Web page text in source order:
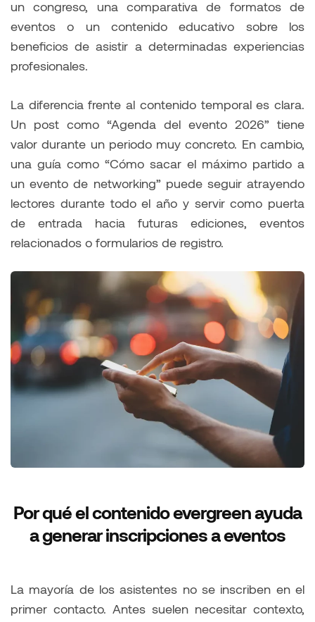
un congreso, una comparativa de formatos de
eventos o un contenido educativo sobre los
beneficios de asistir a determinadas experiencias
profesionales.
La diferencia frente al contenido temporal es clara.
Un post como “Agenda del evento 2026” tiene
valor durante un periodo muy concreto. En cambio,
una guía como “Cómo sacar el máximo partido a
un evento de networking” puede seguir atrayendo
lectores durante todo el año y servir como puerta
de entrada hacia futuras ediciones, eventos
relacionados o formularios de registro.
Por qué el contenido evergreen ayuda
a generar inscripciones a eventos
La mayoría de los asistentes no se inscriben en el
primer contacto. Antes suelen necesitar contexto,